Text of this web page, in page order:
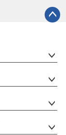
へ